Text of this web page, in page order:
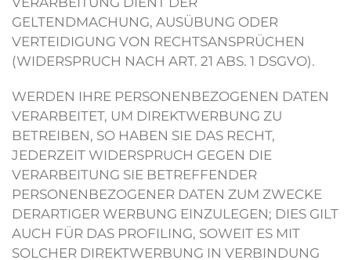
GELTENDMACHUNG, AUSÜBUNG ODER
VERTEIDIGUNG VON RECHTSANSPRÜCHEN
(WIDERSPRUCH NACH ART. 21 ABS. 1 DSGVO).
WERDEN IHRE PERSONENBEZOGENEN DATEN
VERARBEITET, UM DIREKTWERBUNG ZU
BETREIBEN, SO HABEN SIE DAS RECHT,
JEDERZEIT WIDERSPRUCH GEGEN DIE
VERARBEITUNG SIE BETREFFENDER
PERSONENBEZOGENER DATEN ZUM ZWECKE
DERARTIGER WERBUNG EINZULEGEN; DIES GILT
AUCH FÜR DAS PROFILING, SOWEIT ES MIT
SOLCHER DIREKTWERBUNG IN VERBINDUNG